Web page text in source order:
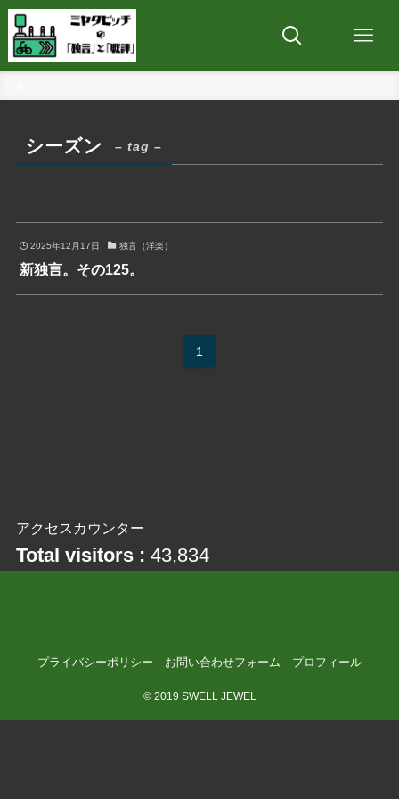
シーズン – tag –
2025年12月17日 独言（洋楽）
新独言。その125。
1
アクセスカウンター
Total visitors : 43,834
プライバシーポリシー お問い合わせフォーム プロフィール
©2019 SWELL JEWEL